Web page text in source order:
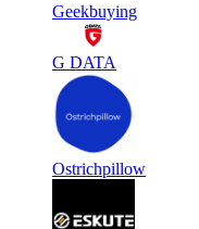
Geekbuying
G DATA
Ostrichpillow